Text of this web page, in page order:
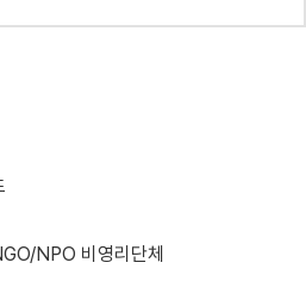
NPO 비영리단체